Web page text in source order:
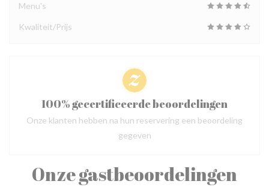
Onze gastbeoordelingen
Menu's
Kwaliteit/Prijs
100% gecertificeerde beoordelingen
Onze klanten hebben na hun reservering een beoordeling
gegeven